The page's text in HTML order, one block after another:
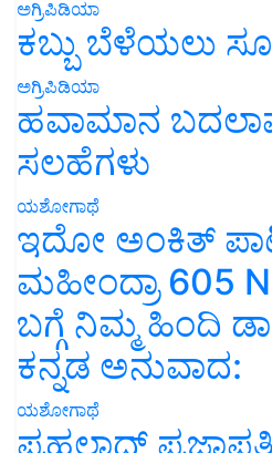
ಅಗ್ರಿಪಿಡಿಯಾ
ಕಬ್ಬು ಬೆಳೆಯಲು
ಅಗ್ರಿಪಿಡಿಯಾ
ಹವಾಮಾನ
ಸಲಹೆಗಳು
ಯಶೋಗಾಥೆ
ಇದೋ ಅಂಕಿತ್
ಮಹೀಂದ್ರಾ 605
ಬಗ್ಗೆ ನಿಮ್ಮ ಹಿಂದಿ
ಕನ್ನಡ ಅನುವಾದ:
ಯಶೋಗಾಥೆ
ಪ್ರಹಲಾದ್